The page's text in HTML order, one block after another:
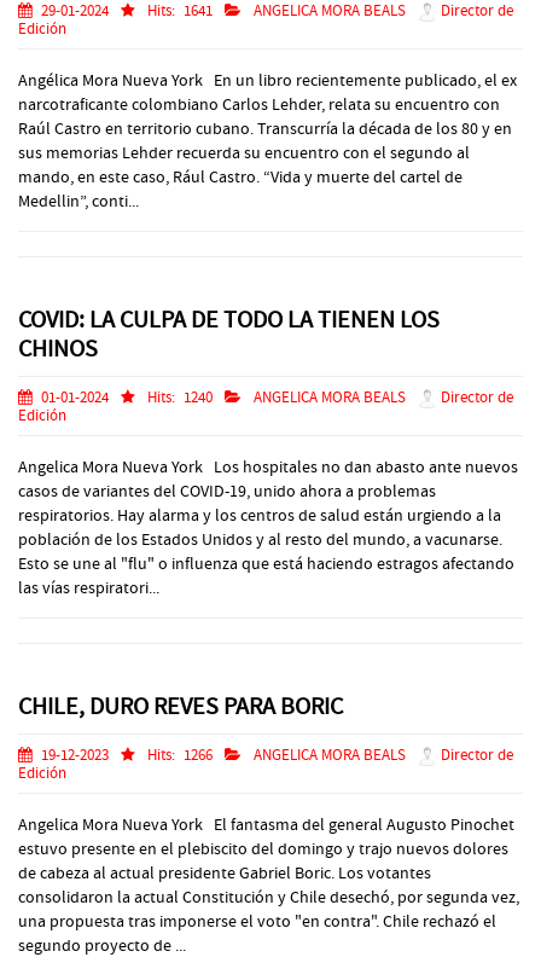
29-01-2024 Hits: 1641 ANGELICA MORA BEALS
Director de
Edición
Angélica Mora Nueva York En un libro recientemente publicado, el ex
narcotraficante colombiano Carlos Lehder, relata su encuentro con
Raúl Castro en territorio cubano. Transcurría la década de los 80 y en
sus memorias Lehder recuerda su encuentro con el segundo al
mando, en este caso, Rául Castro. “Vida y muerte del cartel de
Medellin”, conti...
COVID: LA CULPA DE TODO LA TIENEN LOS
CHINOS
01-01-2024 Hits: 1240 ANGELICA MORA BEALS
Director de
Edición
Angelica Mora Nueva York Los hospitales no dan abasto ante nuevos
casos de variantes del COVID-19, unido ahora a problemas
respiratorios. Hay alarma y los centros de salud están urgiendo a la
población de los Estados Unidos y al resto del mundo, a vacunarse.
Esto se une al "flu" o influenza que está haciendo estragos afectando
las vías respiratori...
CHILE, DURO REVES PARA BORIC
19-12-2023 Hits: 1266 ANGELICA MORA BEALS
Director de
Edición
Angelica Mora Nueva York El fantasma del general Augusto Pinochet
estuvo presente en el plebiscito del domingo y trajo nuevos dolores
de cabeza al actual presidente Gabriel Boric. Los votantes
consolidaron la actual Constitución y Chile desechó, por segunda vez,
una propuesta tras imponerse el voto "en contra". Chile rechazó el
segundo proyecto de ...